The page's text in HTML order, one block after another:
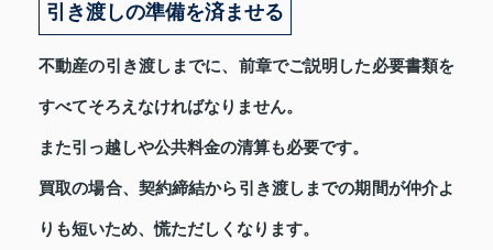
引き渡しの準備を済ませる
不動産の引き渡しまでに、前章でご説明した必要書類を
すべてそろえなければなりません。
また引っ越しや公共料金の清算も必要です。
買取の場合、契約締結から引き渡しまでの期間が仲介よ
りも短いため、慌ただしくなります。